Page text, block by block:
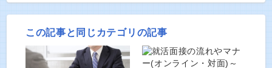
この記事と同じカテゴリの記事